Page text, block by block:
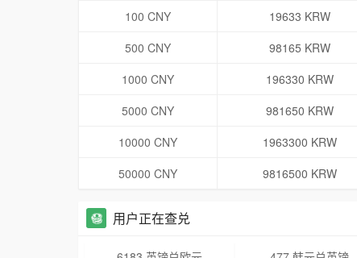
100 CNY
19633 KRW
500 CNY
98165 KRW
1000 CNY
196330 KRW
5000 CNY
981650 KRW
10000 CNY
1963300 KRW
50000 CNY
9816500 KRW
用户正在查兑